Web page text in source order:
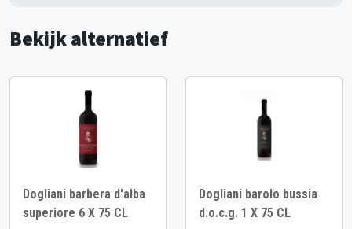
Bekijk alternatief
Dogliani barbera d'alba
superiore 6 X 75 CL
Dogliani barolo bussia
d.o.c.g. 1 X 75 CL